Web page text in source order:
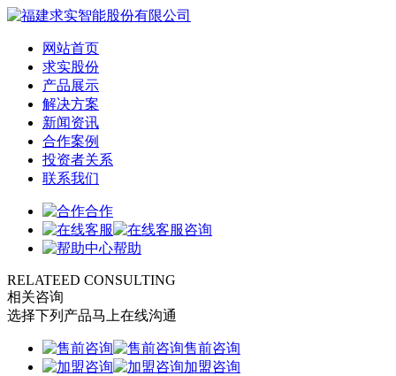
网站首页
求实股份
产品展示
解决方案
新闻资讯
合作案例
投资者关系
联系我们
合作
咨询
帮助
RELATEED CONSULTING
相关咨询
选择下列产品马上在线沟通
售前咨询
加盟咨询